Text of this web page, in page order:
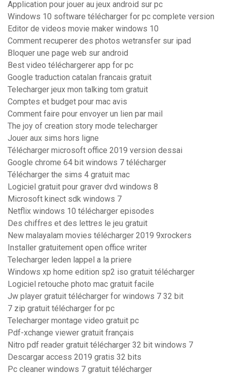
Application pour jouer au jeux android sur pc
Windows 10 software télécharger for pc complete version
Editor de videos movie maker windows 10
Comment recuperer des photos wetransfer sur ipad
Bloquer une page web sur android
Best video téléchargerer app for pc
Google traduction catalan francais gratuit
Telecharger jeux mon talking tom gratuit
Comptes et budget pour mac avis
Comment faire pour envoyer un lien par mail
The joy of creation story mode telecharger
Jouer aux sims hors ligne
Télécharger microsoft office 2019 version dessai
Google chrome 64 bit windows 7 télécharger
Télécharger the sims 4 gratuit mac
Logiciel gratuit pour graver dvd windows 8
Microsoft kinect sdk windows 7
Netflix windows 10 télécharger episodes
Des chiffres et des lettres le jeu gratuit
New malayalam movies télécharger 2019 9xrockers
Installer gratuitement open office writer
Telecharger leden lappel a la priere
Windows xp home edition sp2 iso gratuit télécharger
Logiciel retouche photo mac gratuit facile
Jw player gratuit télécharger for windows 7 32 bit
7 zip gratuit télécharger for pc
Telecharger montage video gratuit pc
Pdf-xchange viewer gratuit français
Nitro pdf reader gratuit télécharger 32 bit windows 7
Descargar access 2019 gratis 32 bits
Pc cleaner windows 7 gratuit télécharger